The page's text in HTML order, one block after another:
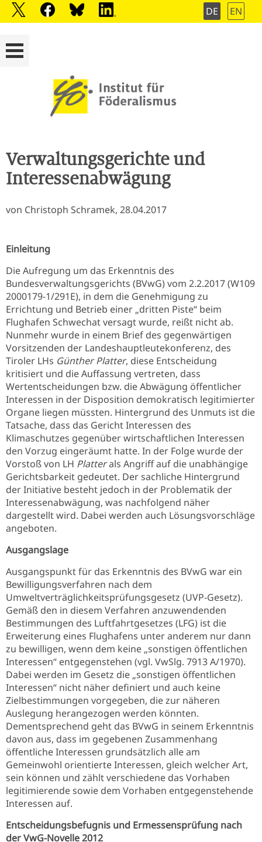
DE EN
Verwaltungsgerichte und
Interessenabwägung
von Christoph Schramek, 28.04.2017
Einleitung
Die Aufregung um das Erkenntnis des
Bundesverwaltungsgerichts (BVwG) vom 2.2.2017 (W109
2000179-1/291E), in dem die Genehmigung zu
Errichtung und Betrieb einer „dritten Piste“ beim
Flughafen Schwechat versagt wurde, reißt nicht ab.
Nunmehr wurde in einem Brief des gegenwärtigen
Vorsitzenden der Landeshauptleutekonferenz, des
Tiroler LHs Günther Platter, diese Entscheidung
kritisiert und die Auffassung vertreten, dass
Wertentscheidungen bzw. die Abwägung öffentlicher
Interessen in der Disposition demokratisch legitimierter
Organe liegen müssten. Hintergrund des Unmuts ist die
Tatsache, dass das Gericht Interessen des
Klimaschutzes gegenüber wirtschaftlichen Interessen
den Vorzug eingeräumt hatte. In der Folge wurde der
Vorstoß von LH Platterals Angriff auf die unabhängige
Gerichtsbarkeit gedeutet. Der sachliche Hintergrund
der Initiative besteht jedoch in der Problematik der
Interessenabwägung, was nachfolgend näher
dargestellt wird. Dabei werden auch Lösungsvorschläge
angeboten.
Ausgangslage
Ausgangspunkt für das Erkenntnis des BVwG war ein
Bewilligungsverfahren nach dem
Umweltverträglichkeitsprüfungsgesetz (UVP-Gesetz).
Gemäß den in diesem Verfahren anzuwendenden
Bestimmungen des Luftfahrtgesetzes (LFG) ist die
Erweiterung eines Flughafens unter anderem nur dann
zu bewilligen, wenn dem keine „sonstigen öffentlichen
Interessen“ entgegenstehen (vgl. VwSlg. 7913 A/1970).
Dabei werden im Gesetz die „sonstigen öffentlichen
Interessen“ nicht näher definiert und auch keine
Zielbestimmungen vorgegeben, die zur näheren
Auslegung herangezogen werden könnten.
Dementsprechend geht das BVwG in seinem Erkenntnis
davon aus, dass im gegebenen Zusammenhang
öffentliche Interessen grundsätzlich alle am
Gemeinwohl orientierte Interessen, gleich welcher Art,
sein können und zählt verschiedene das Vorhaben
legitimierende sowie dem Vorhaben entgegenstehende
Interessen auf.
Entscheidungsbefugnis und Ermessensprüfung nach
der VwG-Novelle 2012